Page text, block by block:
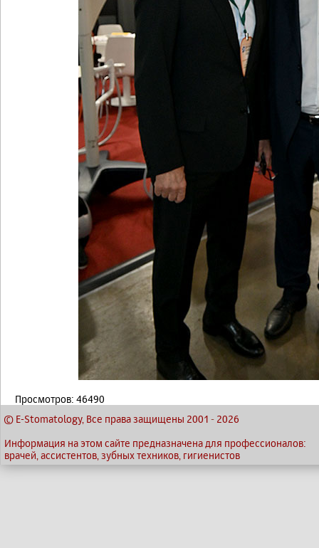
Просмотров: 46490
© E-Stomatology, Все права защищены 2001 - 2026
Информация на этом сайте предназначена для профессионалов:
врачей, ассистентов, зубных техников, гигиенистов